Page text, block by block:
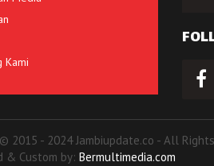
Kami
2015 - 2024 Jambiupdate.co - All
& Custom by: Bermultimedia.com